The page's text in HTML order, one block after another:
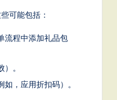
可能包括：
流程中添加礼品包
。
，应用折扣码）。